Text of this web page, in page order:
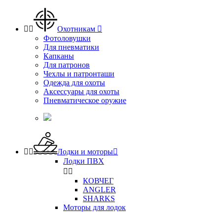
  Охотникам 
Фотоловушки
Для пневматики
Капканы
Для патронов
Чехлы и патронташи
Одежда для охоты
Аксессуары для охоты
Пневматическое оружие
  Лодки и моторы
Лодки ПВХ
 
КОВЧЕГ
ANGLER
SHARKS
Моторы для лодок